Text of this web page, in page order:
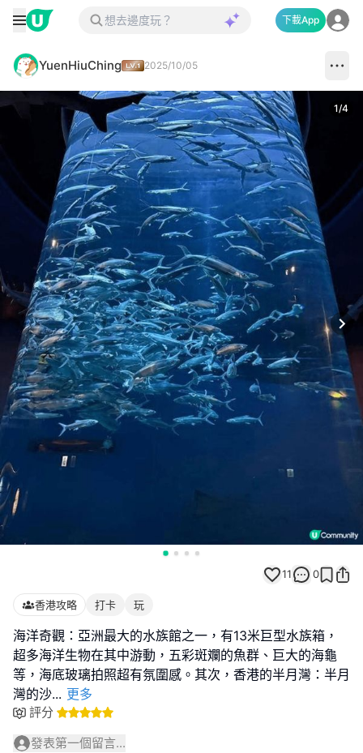
下載App
YuenHiuChing 2025/10/05
1/4
11 0
香港攻略 打卡 玩
海洋奇觀：亞洲最大的水族館之一，有13米巨型水族箱，
超多海洋生物在其中游動，五彩斑斕的魚群、巨大的海龜
等，海底玻璃拍照超有氛圍感。其次，香港的半月灣：半月
灣的沙... 更多
評分
發表第一個留言...